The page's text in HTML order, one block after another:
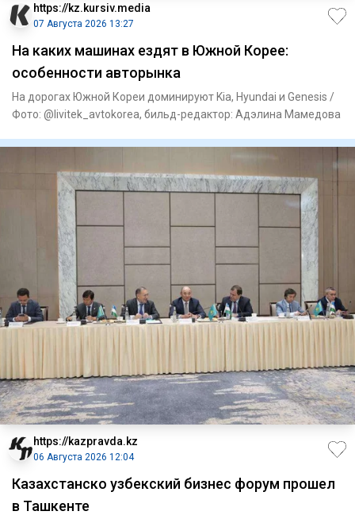
https://kz.kursiv.media
07 Августа 2026 13:27
На каких машинах ездят в Южной Корее:
особенности авторынка
На дорогах Южной Кореи доминируют Kia, Hyundai и Genesis /
Фото: @livitek_avtokorea, бильд-редактор: Адэлина Мамедова
https://kazpravda.kz
06 Августа 2026 12:04
Казахстанско узбекский бизнес форум прошел
в Ташкенте